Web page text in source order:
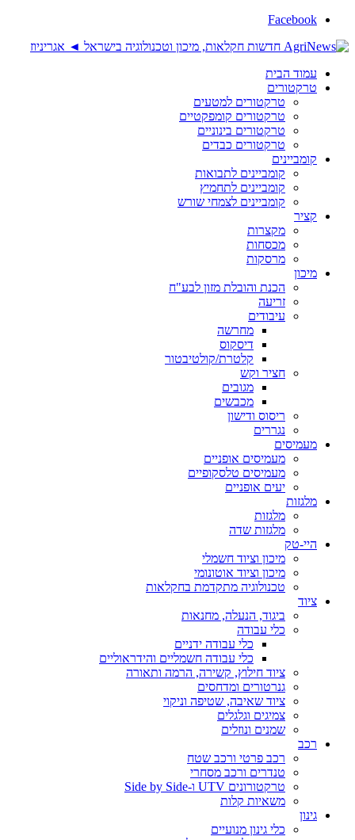
Facebook
עמוד הבית
טרקטורים
טרקטורים למטעים
טרקטורים קומפקטיים
טרקטורים בינוניים
טרקטורים כבדים
קומביינים
קומביינים לתבואות
קומביינים לתחמיץ
קומביינים לצמחי שורש
קציר
מקצרות
מכסחות
מרסקות
מיכון
הכנת והובלת מזון לבע"ח
זריעה
עיבודים
מחרשה
דיסקוס
קלטרת/קולטיבטור
חציר וקש
מגובים
מכבשים
ריסוס ודישון
נגררים
מעמיסים
מעמיסים אופניים
מעמיסים טלסקופיים
יעים אופניים
מלגזות
מלגזות
מלגזות שדה
היי-טק
מיכון וציוד חשמלי
מיכון וציוד אוטונומי
טכנולוגיה מתקדמת בחקלאות
ציוד
ביגוד, הנעלה, מחנאות
כלי עבודה
כלי עבודה ידניים
כלי עבודה חשמליים והידראוליים
ציוד חילוץ, קשירה, הרמה ותאורה
גנרטורים ומדחסים
ציוד שאיבה, שטיפה וניקוי
צמיגים וגלגלים
שמנים ונוזלים
רכב
רכב פרטי ורכב שטח
טנדרים ורכב מסחרי
טרקטורונים UTV ו-Side by Side
משאיות קלות
גינון
כלי גינון מנועיים